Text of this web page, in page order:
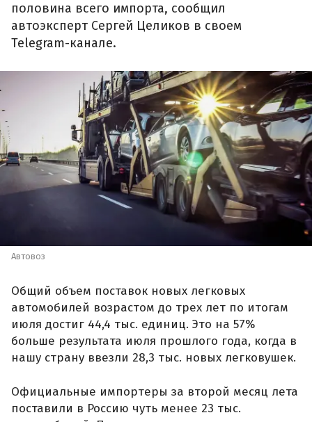
половина всего импорта, сообщил
автоэксперт Сергей Целиков в своем
Telegram-канале.
Автовоз
Общий объем поставок новых легковых
автомобилей возрастом до трех лет по итогам
июля достиг 44,4 тыс. единиц. Это на 57%
больше результата июля прошлого года, когда в
нашу страну ввезли 28,3 тыс. новых легковушек.
Официальные импортеры за второй месяц лета
поставили в Россию чуть менее 23 тыс.